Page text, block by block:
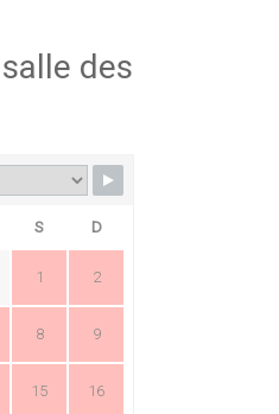
des
S D
1 2
8 9
15 16